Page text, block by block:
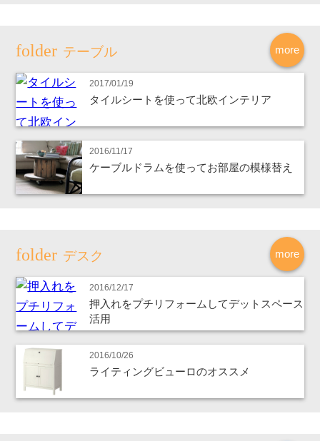
more
テーブル
2017/01/19
タイルシートを使って北欧インテリア
2016/11/17
ケーブルドラムを使ってお部屋の模様替え
more
デスク
2016/12/17
押入れをプチリフォームしてデットスペース
活用
2016/10/26
ライティングビューロのオススメ